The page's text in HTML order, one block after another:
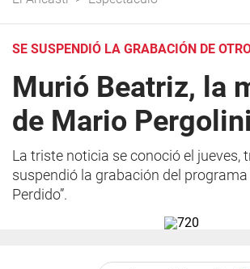
SE SUSPENDIÓ LA GRABACIÓN DE
Murió Beatriz, la
de Mario Pergolini
La triste noticia se conoció el jueves,
suspendió la grabación del programa
Perdido”.